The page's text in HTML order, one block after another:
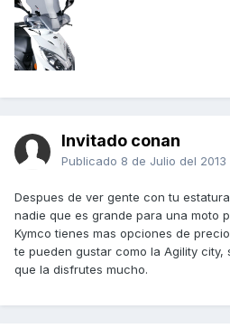
Invitado conan
Publicado 8 de Julio del 2013
Despues de ver gente con tu
nadie que es grande para una moto
Kymco tienes mas opciones de
te pueden gustar como la Agility city,
que la disfrutes mucho.